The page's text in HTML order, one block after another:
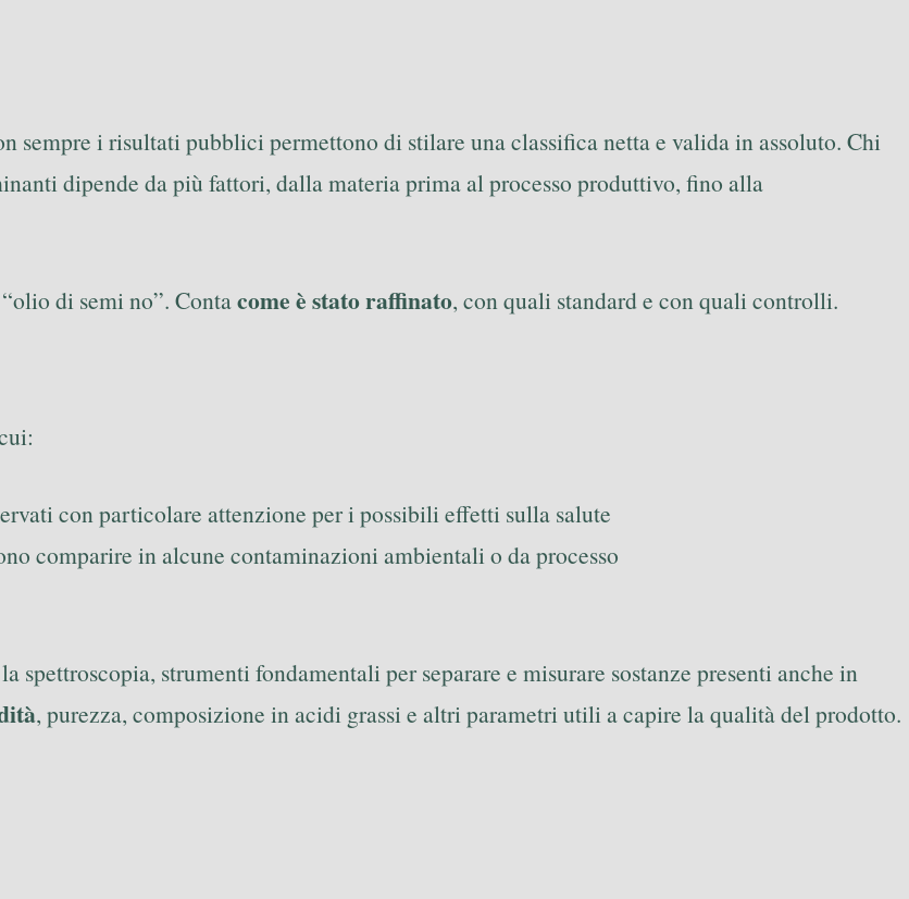
sempre i risultati pubblici permettono di stilare una classifica netta e valida in assoluto. Chi
dipende da più fattori, dalla materia prima al processo produttivo, fino alla
di semi no”. Contacome è stato raffinato, con quali standard e con quali controlli.
con particolare attenzione per i possibili effetti sulla salute
comparire in alcune contaminazioni ambientali o da processo
spettroscopia, strumenti fondamentali per separare e misurare sostanze presenti anche in
, purezza, composizione in acidi grassi e altri parametri utili a capire la qualità del prodotto.